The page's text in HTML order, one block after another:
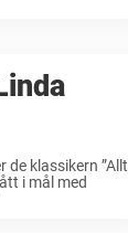
de klassikern ”Allt
i mål med